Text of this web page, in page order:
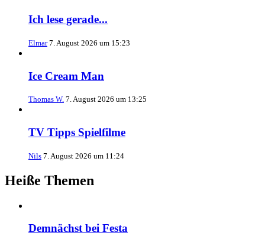
Ich lese gerade...
Elmar 7. August 2026 um 15:23
Ice Cream Man
Thomas W. 7. August 2026 um 13:25
TV Tipps Spielfilme
Nils 7. August 2026 um 11:24
Heiße Themen
Demnächst bei Festa